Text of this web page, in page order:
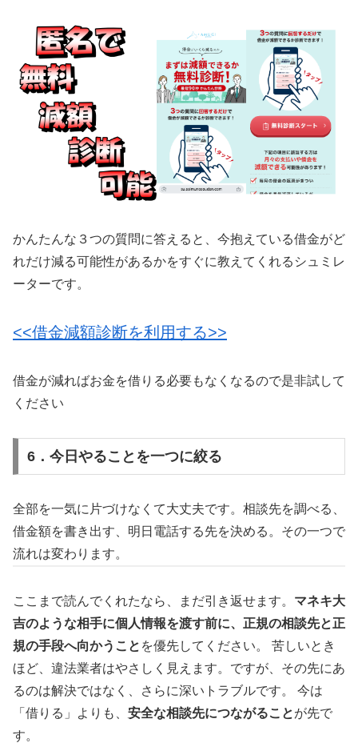
かんたんな３つの質問に答えると、今抱えている借金がど
れだけ減る可能性があるかをすぐに教えてくれるシュミレ
ーターです。
<<借金減額診断を利用する>>
借金が減ればお金を借りる必要もなくなるので是非試して
ください
6．今日やることを一つに絞る
全部を一気に片づけなくて大丈夫です。相談先を調べる、
借金額を書き出す、明日電話する先を決める。その一つで
流れは変わります。
ここまで読んでくれたなら、まだ引き返せます。 マネキ大
吉のような相手に個人情報を渡す前に、正規の相談先と正
規の手段へ向かうこと を優先してください。 苦しいとき
ほど、違法業者はやさしく見えます。ですが、その先にあ
るのは解決ではなく、さらに深いトラブルです。 今は
「借りる」よりも、 安全な相談先につながることが先で
す。